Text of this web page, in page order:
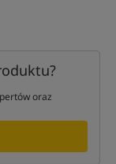
oraz